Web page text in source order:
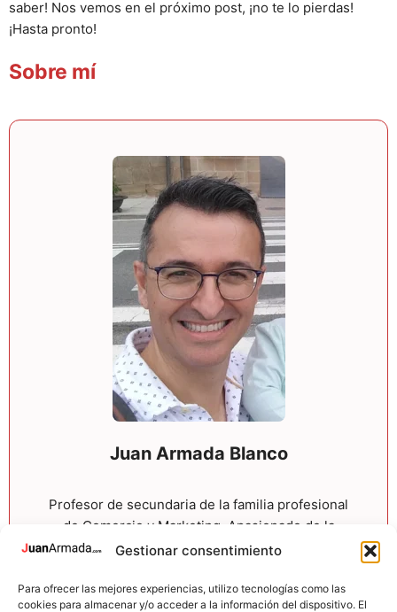
Gestionar consentimiento
Para ofrecer las mejores experiencias, utilizo tecnologías como las
cookies para almacenar y/o acceder a la información del dispositivo. El
saber! Nos vemos en el próximo post, ¡no te lo pierdas!
¡Hasta pronto!
Sobre mí
Juan Armada Blanco
Profesor de secundaria de la familia profesional
de Comercio y Marketing. Apasionado de la
tecnología, la creación de contenido, WordPress
su negocio y a sacar partido del entorno online.